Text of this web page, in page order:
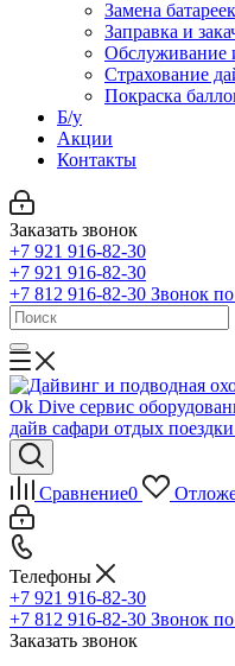
Замена
Заправка и
Обслуживание
Страхование
Покраска
Б/у
Акции
Контакты
Заказать звонок
+7 921 916-82-30
+7 921 916-82-30
+7 812 916-82-30 Звонок
Сравнение0
Телефоны
+7 921 916-82-30
+7 812 916-82-30 Звонок
Заказать звонок